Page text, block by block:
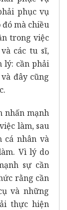
phục vụ
đó mà chiều
trong việc
các tu sĩ,
lý: cần phải
đây cũng
nhấn mạnh
làm, sau
cá nhân và
Vì lý do
sự cần
rằng cần
và những
thực hiện